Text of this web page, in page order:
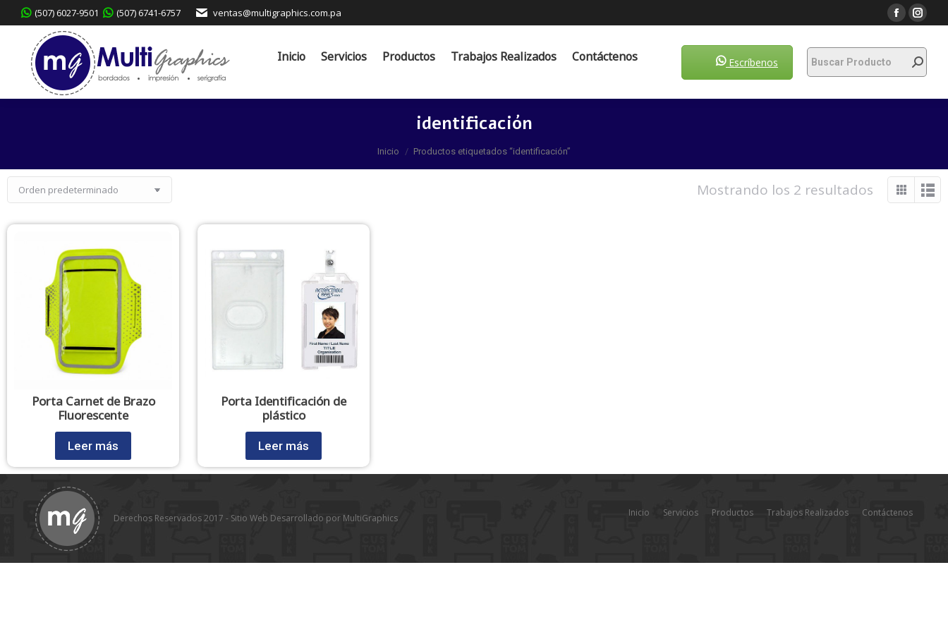
(507) 6027-9501 (507) 6741-6757 ventas@multigraphics.com.pa
Inicio Servicios Productos Trabajos Realizados Contáctenos Escríbenos
identificación
Estás aquí:
Inicio Productos etiquetados “identificación”
Mostrando los 2 resultados
Porta Carnet de Brazo
Fluorescente
Leer más
Porta Identificación de
plástico
Leer más
Derechos Reservados 2017 - Sitio Web Desarrollado por MultiGraphics Inicio Servicios Productos Trabajos Realizados Contáctenos
Inicio Servicios Productos Escríbenos